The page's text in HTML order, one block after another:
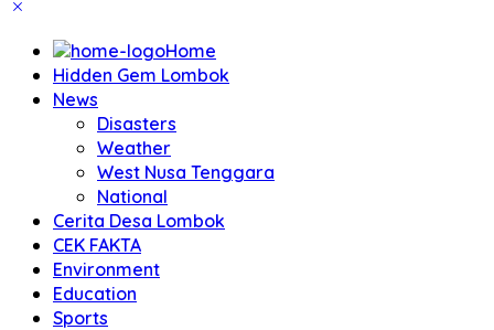
Home
Hidden Gem Lombok
News
Disasters
Weather
West Nusa Tenggara
National
Cerita Desa Lombok
CEK FAKTA
Environment
Education
Sports